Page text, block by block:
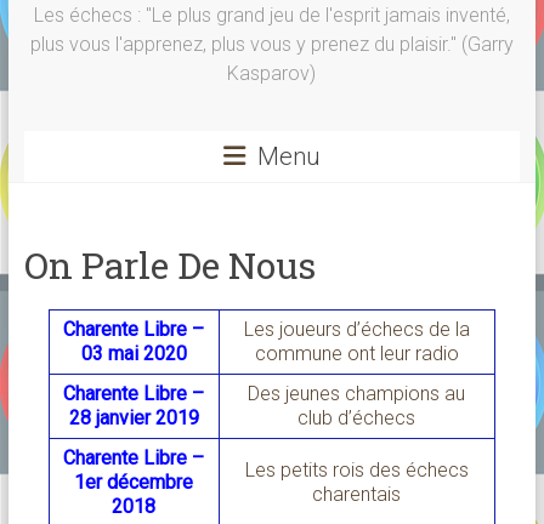
Les échecs : "Le plus grand jeu de l'esprit jamais inventé,
plus vous l'apprenez, plus vous y prenez du plaisir." (Garry
Kasparov)
Menu
On Parle De Nous
Charente Libre –
03 mai 2020
Les joueurs d’échecs de la
commune ont leur radio
Charente Libre –
28 janvier 2019
Des jeunes champions au
club d’échecs
Charente Libre –
1er décembre
2018
Les petits rois des échecs
charentais